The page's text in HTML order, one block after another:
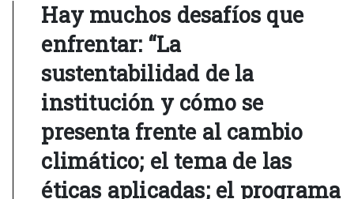
Hay muchos desafíos que
enfrentar: “La
sustentabilidad de la
institución y cómo se
presenta frente al cambio
climático; el tema de las
éticas aplicadas; el programa